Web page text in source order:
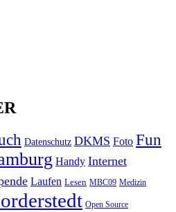
Datenschutz DKMS Foto Fun
Handy Internet
Laufen Lesen MBC09 Medizin
Open Source